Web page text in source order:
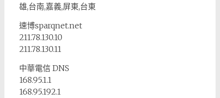
雄,台南,嘉義,屏東,台東
速博sparqnet.net
211.78.130.10
211.78.130.11
中華電信 DNS
168.95.1.1
168.95.192.1